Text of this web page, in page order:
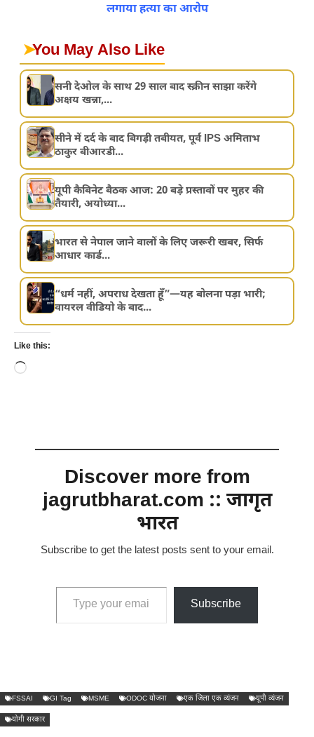
लगाया हत्या का आरोप
➤You May Also Like
सनी देओल के साथ 29 साल बाद स्क्रीन साझा करेंगे
अक्षय खन्ना,...
सीने में दर्द के बाद बिगड़ी तबीयत, पूर्व IPS अमिताभ
ठाकुर बीआरडी...
यूपी कैबिनेट बैठक आज: 20 बड़े प्रस्तावों पर मुहर की
तैयारी, अयोध्या...
भारत से नेपाल जाने वालों के लिए जरूरी खबर, सिर्फ
आधार कार्ड...
“धर्म नहीं, अपराध देखता हूँ”—यह बोलना पड़ा भारी;
वायरल वीडियो के बाद...
Like this:
Loading…
Discover more from
jagrutbharat.com :: जागृत
भारत
Subscribe to get the latest posts sent to your email.
Type your email…
Subscribe
FSSAI GI Tag MSME ODOC योजना एक जिला एक व्यंजन यूपी व्यंजन
योगी सरकार